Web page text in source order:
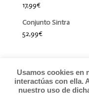
17,99€
Conjunto Sintra
52,99€
Usamos cookies en
interactúas con ella.
nuestro uso de